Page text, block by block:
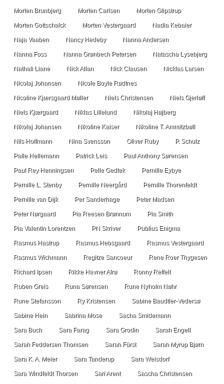
Morten Brunbjerg Morten Carlsen Morten Glipstrup
Morten Gottschalck Morten Vestergaard Nadia Kebaier
Naja Vaaben Nancy Hedeby Nanna Andersen
Nanna Foss Nanna Grønbech Petersen Natascha Lysebjerg
Nathali Liane Nick Allan Nick Clausen Nicklas Larsen
Nicolaj Johansen Nicole Boyle Rødtnes
Nicoline Kjærsgaard Møller Niels Christensen Niels Gjerløff
Niels Kjærgaard Niklas Lillelund Nikolaj Højberg
Nikolaj Johansen Nikoline Kaiser Nikoline T. Ammitzbøll
Nils Hoffmann Nina Svensson Oliver Ruby P. Schulz
Palle Hellemann Patrick Leis Paul Anthony Sørensen
Paul Rey Henningsen Pelle Gedtek Pernille Eybye
Pernille L. Stenby Pernille Neergård Pernille Thorenfeldt
Pernille van Dijk Per Sanderhage Peter Madsen
Peter Nørgaard Pia Reesen Brønnum Pia Smith
Pia Valentin Lorentzen PN Skriver Publius Enigma
Rasmus Hastrup Rasmus Hebsgaard Rasmus Vestergaard
Rasmus Wichmann Regitze Sancoeur Rene Roer Thygesen
Richard Ipsen Rikke Havner Alrø Ronny Reffelt
Ruben Greis Runa Sørensen Rune Nyholm Nøhr
Rune Stefansson Ry Kristensen Sabine Baudtler-Vedersø
Sabine Hein Sabrina Mose Sacha Smidemann
Sara Buch Sara Farag Sara Grodin Sarah Engell
Sarah Feddersen Thomsen Sarah Fürst Sarah Myrup Bjørn
Sara K. A. Meier Sara Tanderup Sara Weisdorf
Sara Windfeldt Thorsen Sari Arent Sascha Christensen